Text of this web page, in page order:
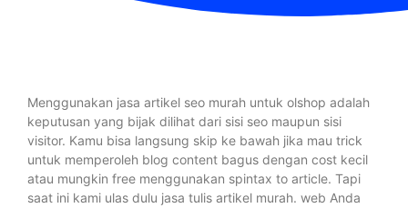
Menggunakan jasa artikel seo murah untuk olshop adalah
keputusan yang bijak dilihat dari sisi seo maupun sisi
visitor. Kamu bisa langsung skip ke bawah jika mau trick
untuk memperoleh blog content bagus dengan cost kecil
atau mungkin free menggunakan spintax to article. Tapi
saat ini kami ulas dulu jasa tulis artikel murah. web Anda